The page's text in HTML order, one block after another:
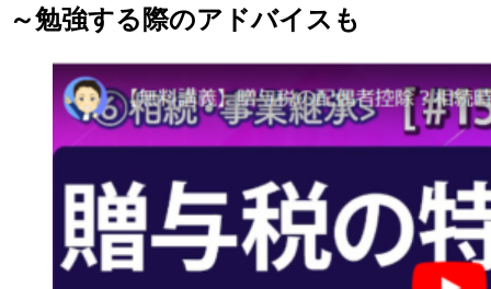
～勉強する際のアドバイスも